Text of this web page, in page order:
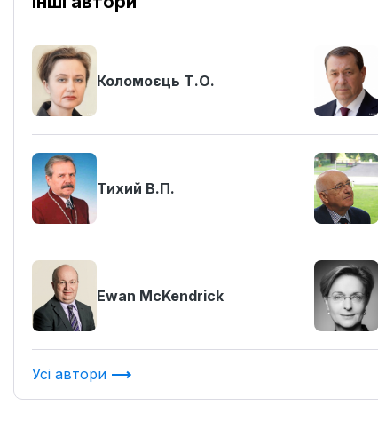
Коломоєць Т.О.
Тихий В.П.
Ewan McKendrick
Усі автори